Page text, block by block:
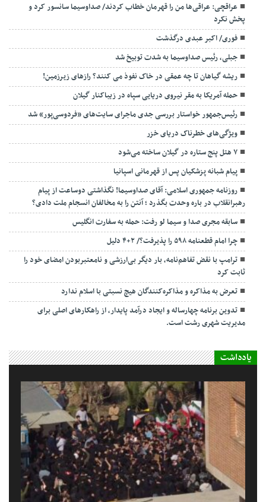
عراقچی: عراقی‌ها من را قهرمان خطاب کردند/ صداوسیما سانسور کرد و
پخش نکرد
فوری/ اکبر عبدی درگذشت
جبلی، رئیس صداوسیما به شدت توبیخ شد
ریشه گیاهان تا چه عمقی در خاک نفوذ می کنند؟ رازهای زیرزمین!
حمله آمریکا به مقر نیروی دریایی سپاه در زیباکنار گیلان
رئیس‌جمهور خواستار بررسی جدی ماجرای سایت‌های «فردوسی‌پور» شد
ویژگی‌های خطرناک دریای خزر
۷ هتل پنج ستاره در گیلان ساخته می‌شود
پیام شبانه پزشکیان پس از قهرمانی اسپانیا
روزنامه جمهوری اسلامی: آقای صداوسیما! نگذاشتی دوساعت از پیام
رهبرانقلاب در باره وحدت بگذرد ؛ آنتن را به مخالفان انسجام ملت دادی؟
سابقه مجری صدا و سیما لو رفت: حمله به سفارت انگلیس
چرا امام قطعنامه ۵۹۸ را پذیرفت؟/ ۲+۴ دلیل
ترامپ با نقض تفاهم‌نامه، بار دیگر بی‌ارزشی و نامعتبربودن امضای خود را
ثابت کرد
تعرض به مذاکره و مذاکره‌کنندگان هیچ نسبتی با اسلام ندارد
تدوین برنامه چهارساله و ایجاد درآمد پایدار، از راهکارهای اصلی برای
مدیریت شهری رشت است.
یادداشت